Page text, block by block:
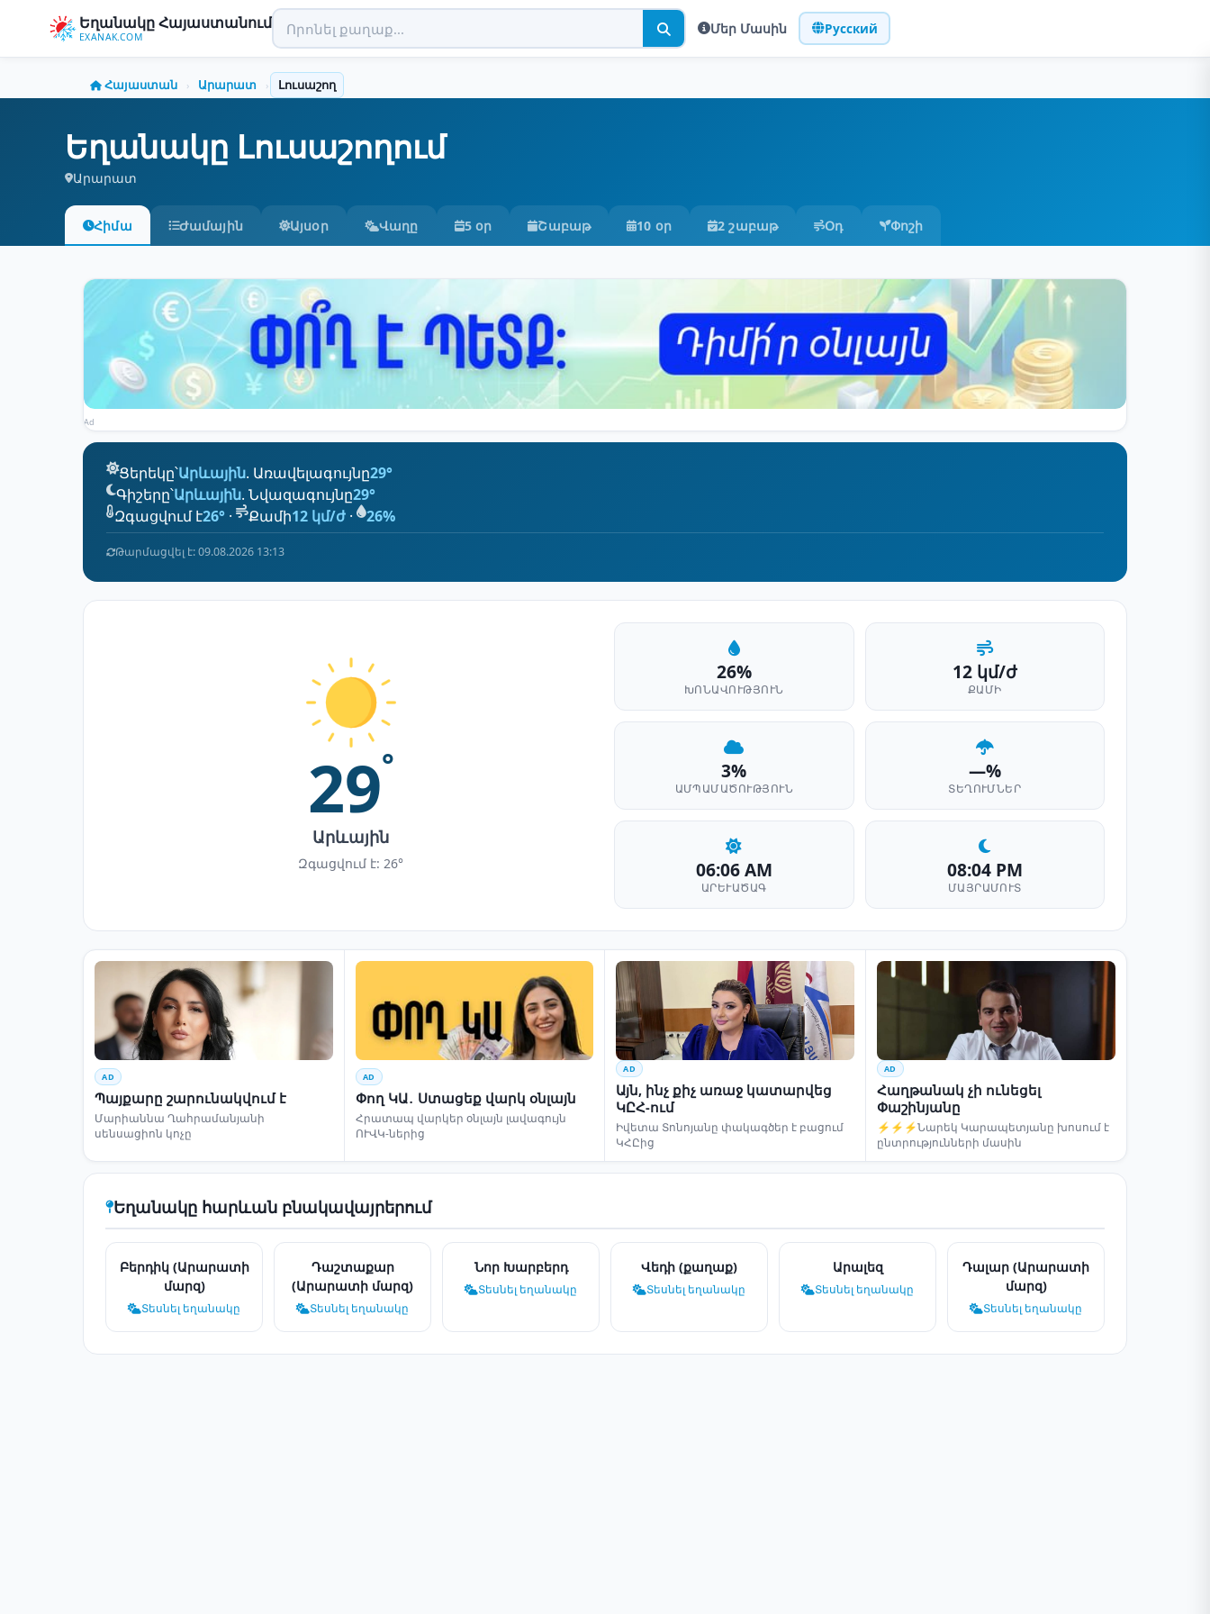
Եղանակը Հայաստանում
EXANAK.COM
Մեր Մասին Русский
Հայաստան › Արարատ › Լուսաշող
Եղանակը Լուսաշողում
Արարատ
Հիմա Ժամային Այսօր Վաղը 5 օր Շաբաթ 10 օր 2 շաբաթ Օդ Փոշի
Ad
Ցերեկը՝Արևային. Առավելագույնը29°
Գիշերը՝Արևային. Նվազագույնը29°
Զգացվում է26° · Քամի12 կմ/ժ · 26%
Թարմացվել է: 09.08.2026 13:13
29°
Արևային
Զգացվում է: 26°
26%
ԽՈՆԱՎՈՒԹՅՈՒՆ
12 կմ/ժ
ՔԱՄԻ
3%
ԱՄՊԱՄԱԾՈՒԹՅՈՒՆ
—%
ՏԵՂՈՒՄՆԵՐ
06:06 AM
ԱՐԵՒԱԾԱԳ
08:04 PM
ՄԱՅՐԱՄՈՒՏ
AD
Պայքարը շարունակվում է
Մարիաննա Ղահրամանյանի
սենսացիոն կոչը
AD
Փող ԿԱ․ Ստացեք վարկ օնլայն
Հրատապ վարկեր օնլայն լավագույն
ՈՒՎԿ-ներից
AD
Այն, ինչ քիչ առաջ կատարվեց
ԿԸՀ-ում
Իվետա Տոնոյանը փակագծեր է բացում
ԿՀԸից
AD
Հաղթանակ չի ունեցել
Փաշինյանը
⚡⚡⚡Նարեկ Կարապետյանը խոսում է
ընտրությունների մասին
Եղանակը հարևան բնակավայրերում
Բերդիկ (Արարատի
մարզ)
Տեսնել եղանակը
Դաշտաքար
(Արարատի մարզ)
Տեսնել եղանակը
Նոր Խարբերդ
Տեսնել եղանակը
Վեդի (քաղաք)
Տեսնել եղանակը
Արալեզ
Տեսնել եղանակը
Դալար (Արարատի
մարզ)
Տեսնել եղանակը